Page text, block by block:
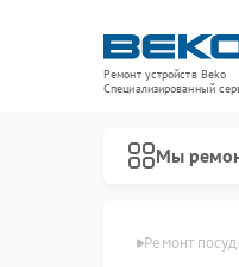
Ремонт устройств Beko
Специализированный
Мы
в Калининграде Ремонт